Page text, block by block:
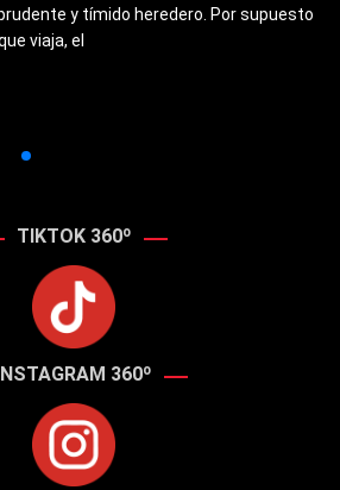
y tímido heredero. Por supuesto
viaja, el
TIKTOK 360º
INSTAGRAM 360º